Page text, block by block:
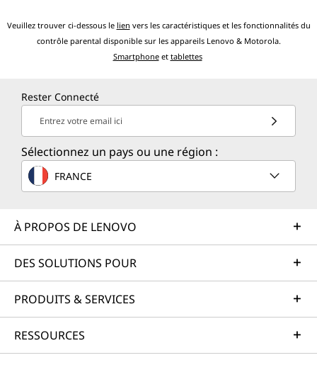
Veuillez trouver ci-dessous le lien vers les caractéristiques et les fonctionnalités du
contrôle parental disponible sur les appareils Lenovo & Motorola.
Smartphoneet tablettes
Rester Connecté
Entrez votre email ici
Sélectionnez un pays ou une région :
FRANCE
À PROPOS DE LENOVO
DES SOLUTIONS POUR
PRODUITS & SERVICES
RESSOURCES